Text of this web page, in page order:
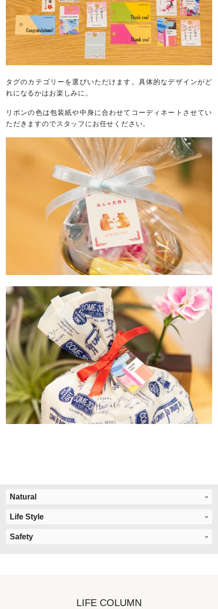
Natural
Life Style
Safety
タグのカテゴリーを選びいただけます。具体的なデザインがど
れになるかはお楽しみに。
リボンの色は包装紙や中身に合わせてコーディネートさせてい
ただきますのでスタッフにお任せください。
LIFE COLUMN